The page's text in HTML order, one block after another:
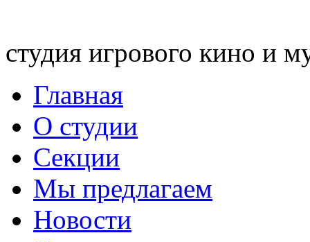
студия игрового кино и
Главная
О студии
Секции
Мы предлагаем
Новости